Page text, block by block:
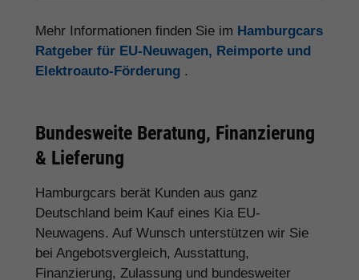
Mehr Informationen finden Sie im Hamburgcars
Ratgeber für EU-Neuwagen, Reimporte und
Elektroauto-Förderung .
Bundesweite Beratung, Finanzierung
& Lieferung
Hamburgcars berät Kunden aus ganz
Deutschland beim Kauf eines Kia EU-
Neuwagens. Auf Wunsch unterstützen wir Sie
bei Angebotsvergleich, Ausstattung,
Finanzierung, Zulassung und bundesweiter